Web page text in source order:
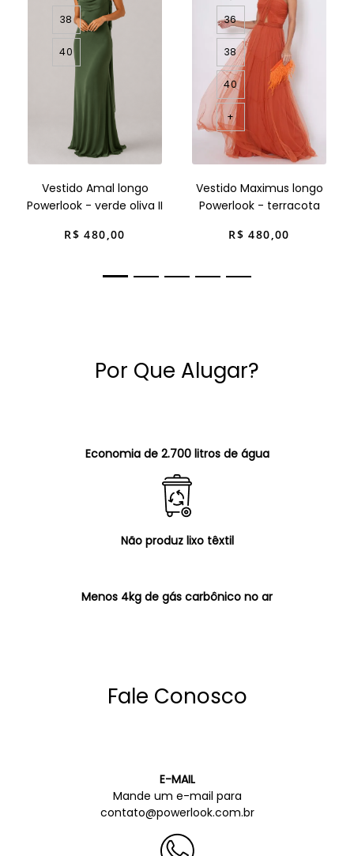
38
40
Vestido Amal longo
Powerlook - verde oliva II
R$ 480,00
36
38
40
+
Vestido Maximus longo
Powerlook - terracota
R$ 480,00
Por Que Alugar?
Economia de 2.700 litros de água
Não produz lixo têxtil
Menos 4kg de gás carbônico no ar
Fale Conosco
E-MAIL
Mande um e-mail para
contato@powerlook.com.br